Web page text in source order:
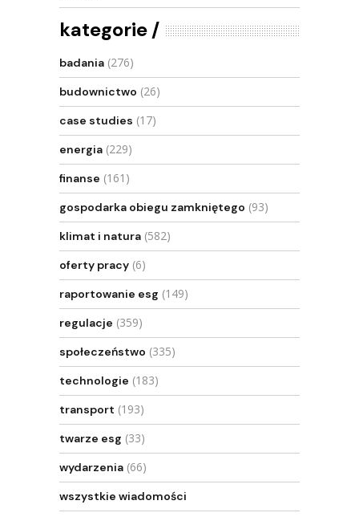
kategorie
badania (276)
budownictwo (26)
case studies (17)
energia (229)
finanse (161)
gospodarka obiegu zamkniętego (93)
klimat i natura (582)
oferty pracy (6)
raportowanie esg (149)
regulacje (359)
społeczeństwo (335)
technologie (183)
transport (193)
twarze esg (33)
wydarzenia (66)
wszystkie wiadomości